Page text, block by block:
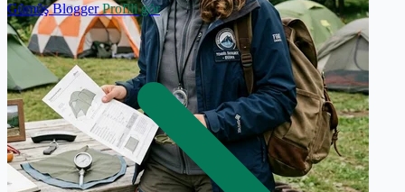
Gümüş Blogger Profili gör